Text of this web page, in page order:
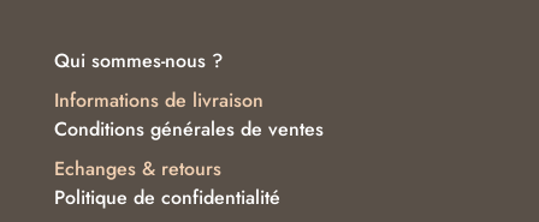
Qui sommes-nous ?
Conditions générales de ventes
Politique de confidentialité
Informations de livraison
Echanges & retours